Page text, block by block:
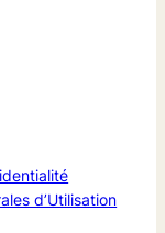
d’Utilisation